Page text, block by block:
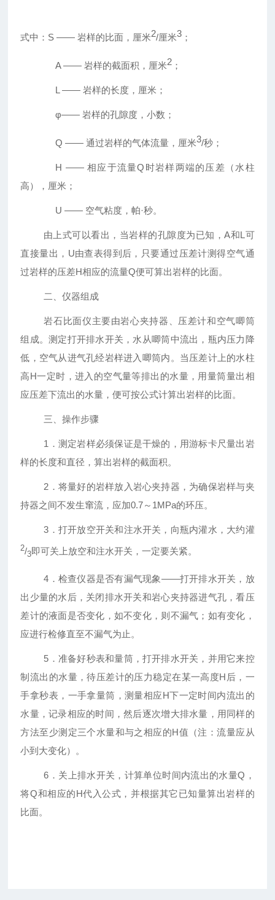
式中： S—— 岩样的比面，厘米2/厘米3 ；
A —— 岩样的截面积，厘米2 ；
L —— 岩样的长度，厘米；
φ—— 岩样的孔隙度，小数；
Q —— 通过岩样的气体流量，厘米3/秒；
H —— 相应于流量Q 时岩样两端的压差（水柱
高），厘米；
U —— 空气粘度，帕·秒。
由上式可以看出，当岩样的孔隙度为已知，A和L 可
直接量出， U由查表得到后，只要通过压差计测得空气通
过岩样的压差H相应的流量Q便可算出岩样的比面。
二、仪器组成
岩石比面仪主要由岩心夹持器、压差计和空气唧筒
组成。测定打开排水开关，水从唧筒中流出，瓶内压力降
低，空气从进气孔经岩样进入唧筒内。当压差计上的水柱
高H一定时，进入的空气量等排出的水量，用量筒量出相
应压差下流出的水量，便可按公式计算出岩样的比面。
三、操作步骤
1．测定岩样必须保证是干燥的，用游标卡尺量出岩
样的长度和直径，算出岩样的截面积。
2．将量好的岩样放入岩心夹持器，为确保岩样与夹
持器之间不发生窜流，应加0.7～ 1MPa的环压。
3．打开放空开关和注水开关，向瓶内灌水，大约灌
2/3即可关上放空和注水开关，一定要关紧。
4．检查仪器是否有漏气现象——打开排水开关，放
出少量的水后，关闭排水开关和岩心夹持器进气孔，看压
差计的液面是否变化，如不变化，则不漏气；如有变化，
应进行检修直至不漏气为止。
5．准备好秒表和量筒，打开排水开关，并用它来控
制流出的水量，待压差计的压力稳定在某一高度H 后，一
手拿秒表，一手拿量筒，测量相应H下一定时间内流出的
水量，记录相应的时间，然后逐次增大排水量，用同样的
方法至少测定三个水量和与之相应的H值（注：流量应从
小到大变化）。
6．关上排水开关，计算单位时间内流出的水量Q ，
将Q和相应的H代入公式，并根据其它已知量算出岩样的
比面。